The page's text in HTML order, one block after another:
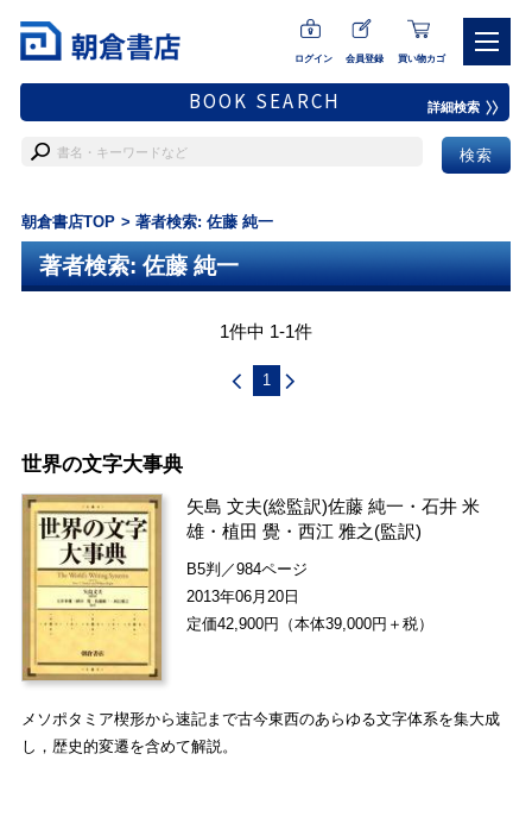
ログイン 会員登録 買い物カゴ
BOOK SEARCH 詳細検索
朝倉書店TOP 著者検索: 佐藤 純一
著者検索: 佐藤 純一
1件中 1-1件
1
世界の文字大事典
矢島 文夫(総監訳)佐藤 純一 ・石井 米
雄 ・植田 覺 ・西江 雅之(監訳)
B5判／984ページ
2013年06月20日
定価42,900円（本体39,000円＋税）
メソポタミア楔形から速記まで古今東西のあらゆる文字体系を集大成
し，歴史的変遷を含めて解説。